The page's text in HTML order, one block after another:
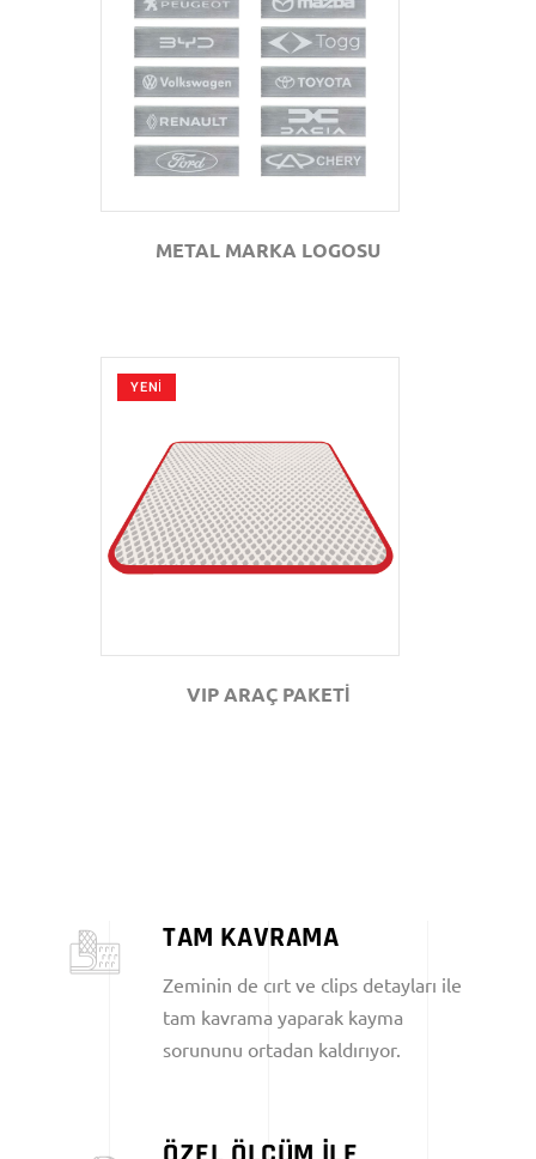
GÖZAT
METAL MARKA LOGOSU
YENİ
GÖZAT
VIP ARAÇ PAKETİ
TAM KAVRAMA
Zeminin de cırt ve clips detayları ile
tam kavrama yaparak kayma
sorununu ortadan kaldırıyor.